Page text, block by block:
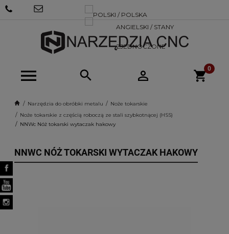
Narzędzia do obróbki metalu
Noże tokarskie
Noże tokarskie z częścią roboczą ze stali szybkotnącej (HSS)
NNWc Nóż tokarski wytaczak hakowy
NNWC NÓŻ TOKARSKI WYTACZAK HAKOWY